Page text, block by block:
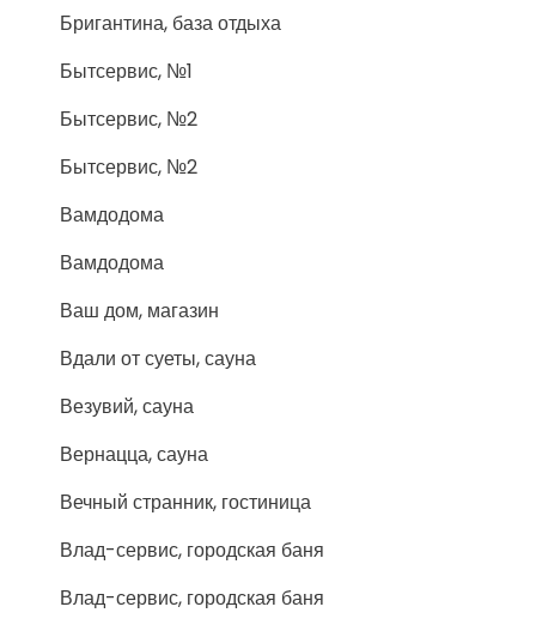
Бригантина, база отдыха
Бытсервис, №1
Бытсервис, №2
Бытсервис, №2
Вамдодома
Вамдодома
Ваш дом, магазин
Вдали от суеты, сауна
Везувий, сауна
Вернацца, сауна
Вечный странник, гостиница
Влад-сервис, городская баня
Влад-сервис, городская баня